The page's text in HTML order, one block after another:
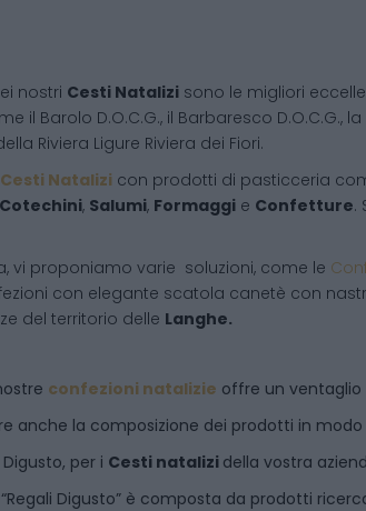
nostri Cesti Natalizi sono le migliori
il Barolo D.O.C.G., il Barbaresco D.O.C.G.,
Riviera Ligure Riviera dei Fiori.
Cesti Natalizi con prodotti di pasticceria
Cotechini, Salumi, Formaggi e Confetture.
vi proponiamo varie soluzioni, come le
con elegante scatola canetè con
del territorio delle Langhe.
confezioni natalizie offre un ventaglio
anche la composizione dei prodotti in
per i Cesti natalizi della vostra
Digusto” è composta da prodotti